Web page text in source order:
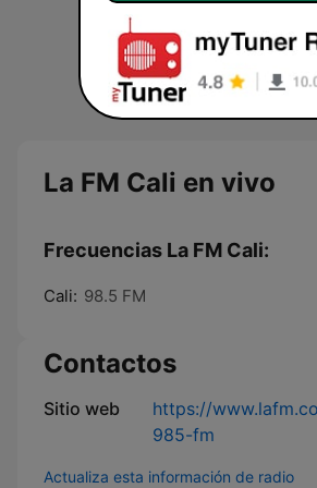
La FM Cali en vivo
Frecuencias La FM Cali:
Cali: 98.5 FM
Contactos
Sitio web
https://
985-fm
Actualiza esta información de radio